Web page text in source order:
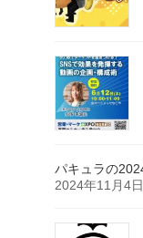
パキュラの
2024年11月4日